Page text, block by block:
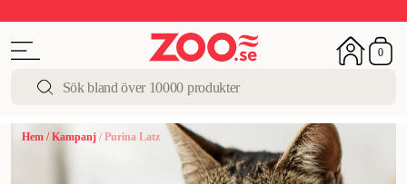
0
Hem /Kampanj /Purina Latz